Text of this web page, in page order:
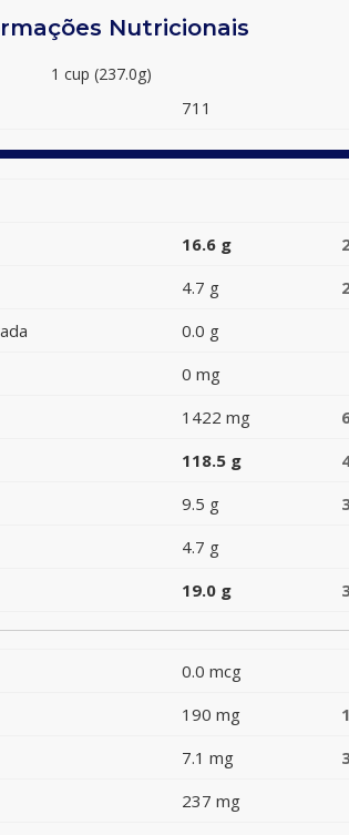
Nutricionais
1 cup (237.0g)
711
16.6 g
4.7 g
0.0 g
0 mg
1422 mg
118.5 g
9.5 g
4.7 g
19.0 g
0.0 mcg
190 mg
7.1 mg
237 mg